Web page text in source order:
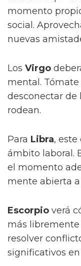
momento
social.
nuevas
Los Virgo
mental.
desconectar de
rodean.
Para Libra, este
ámbito laboral.
el momento
mente abierta
Escorpio verá
más libremente
resolver
significativos